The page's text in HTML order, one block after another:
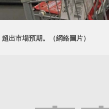
超出市場預期。（網絡圖片）